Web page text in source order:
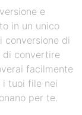
e
in un unico
conversione di
di convertire
facilmente
i tuoi file nei
per te.